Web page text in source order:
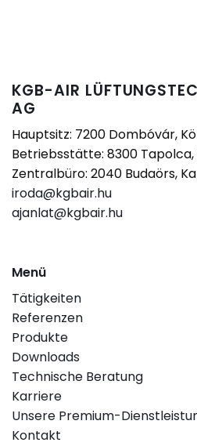
KGB-AIR
AG
Hauptsitz: 7200 Dombóvár,
Betriebsstätte: 8300 Tapolca,
Zentralbüro: 2040 Budaörs,
iroda@kgbair.hu
ajanlat@kgbair.hu
Menü
Tätigkeiten
Referenzen
Produkte
Downloads
Technische Beratung
Karriere
Unsere Premium-
Kontakt